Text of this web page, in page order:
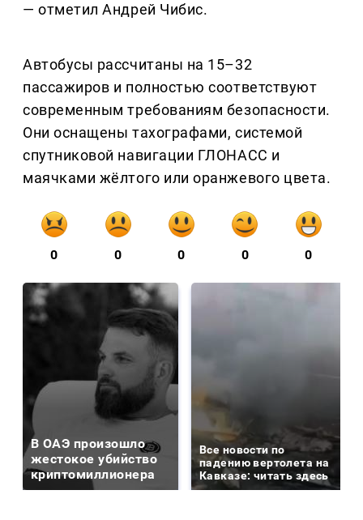
— отметил Андрей Чибис.
Автобусы рассчитаны на 15–32
пассажиров и полностью соответствуют
современным требованиям безопасности.
Они оснащены тахографами, системой
спутниковой навигации ГЛОНАСС и
маячками жёлтого или оранжевого цвета.
0 0 0 0 0
В ОАЭ произошло
жестокое убийство
криптомиллионера
Все новости по
падению вертолета на
Кавказе: читать здесь